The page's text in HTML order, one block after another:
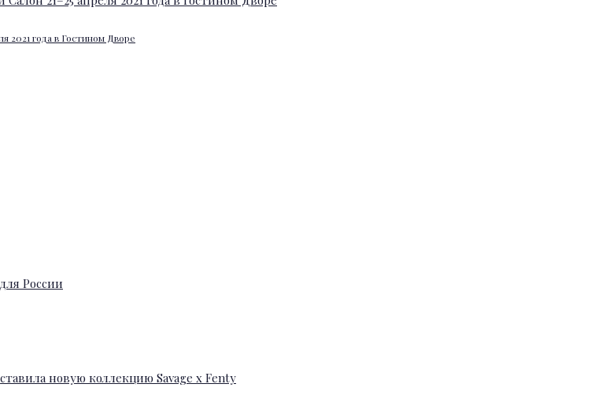
2021 года в Гостином Дворе